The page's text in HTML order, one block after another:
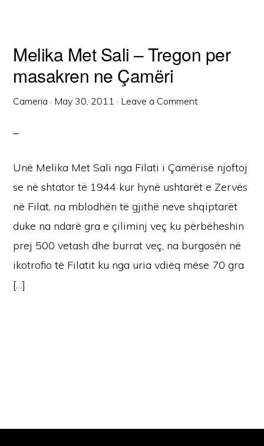
Melika Met Sali – Tregon per
masakren ne Çamëri
Cameria · May 30, 2011 · Leave a Comment
Unë Melika Met Sali nga Filati i Çamërisë njoftoj
se në shtator të 1944 kur hynë ushtarët e Zervës
në Filat, na mblodhën të gjithë neve shqiptarët
duke na ndarë gra e çiliminj veç ku përbëheshin
prej 500 vetash dhe burrat veç, na burgosën në
ikotrofio të Filatit ku nga uria vdiëq mëse 70 gra
[…]